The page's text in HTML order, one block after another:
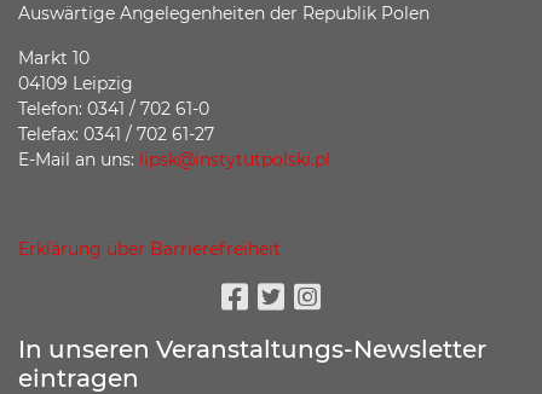
Auswärtige Angelegenheiten der Republik Polen
Markt 10
04109 Leipzig
Telefon: 0341 / 702 61-0
Telefax: 0341 / 702 61-27
E-Mail an uns: lipsk@instytutpolski.pl
Erklärung über Barrierefreiheit
Facebook
TwitterInstagram
In unseren Veranstaltungs-Newsletter
eintragen